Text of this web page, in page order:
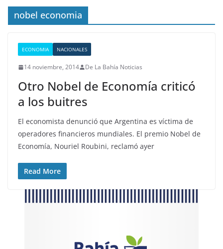
nobel economia
ECONOMIA NACIONALES
14 noviembre, 2014 De La Bahía Noticias
Otro Nobel de Economía criticó
a los buitres
El economista denunció que Argentina es víctima de
operadores financieros mundiales. El premio Nobel de
Economía, Nouriel Roubini, reclamó ayer
Read More